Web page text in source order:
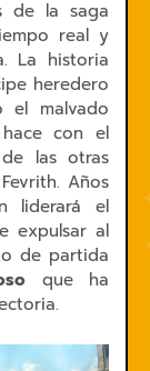
de la saga
real y
La historia
heredero
malvado
con el
las otras
Años
liderará el
expulsar al
de partida
que ha